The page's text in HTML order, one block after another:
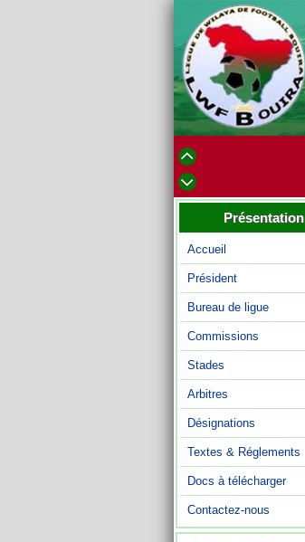
Présentation
Accueil
Président
Bureau de ligue
Commissions
Stades
Arbitres
Désignations
Textes & Réglements
Docs à télécharger
Contactez-nous